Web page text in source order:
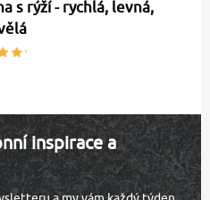
s rýží - rychlá, levná,
inspirace a